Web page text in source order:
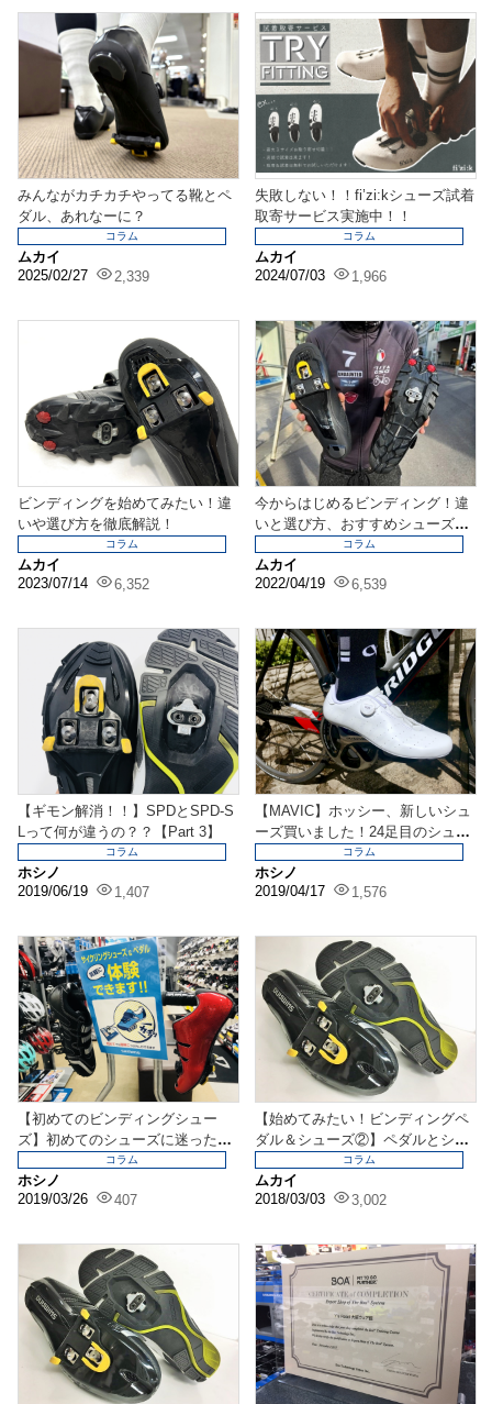
みんながカチカチやってる靴とペ
ダル、あれなーに？
ムカイ
2025/02/27
2,339
コラム
失敗しない！！fi’zi:kシューズ試着
取寄サービス実施中！！
ムカイ
2024/07/03
1,966
コラム
ビンディングを始めてみたい！違
いや選び方を徹底解説！
ムカイ
2023/07/14
6,352
コラム
今からはじめるビンディング！違
いと選び方、おすすめシューズ紹
ムカイ
2022/04/19
6,539
コラム
【ギモン解消！！】SPDとSPD-S
Lって何が違うの？？【Part 3】
ホシノ
2019/06/19
1,407
コラム
【MAVIC】ホッシー、新しいシュ
ーズ買いました！24足目のシュー
ズ！まさかのカ...
ホシノ
2019/04/17
1,576
コラム
【初めてのビンディングシュー
ズ】初めてのシューズに迷った
ら、使い方を体験してから...
ホシノ
2019/03/26
407
コラム
【始めてみたい！ビンディングペ
ダル＆シューズ②】ペダルとシュ
ムカイ
2018/03/03
3,002
コラム